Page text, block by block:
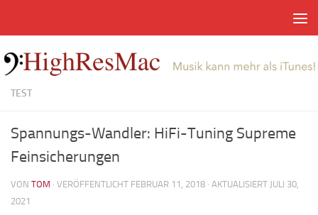
TEST
Spannungs-Wandler: HiFi-Tuning Supreme
Feinsicherungen
VON TOM · VERÖFFENTLICHT FEBRUAR 11, 2018 · AKTUALISIERT JULI 30,
2021